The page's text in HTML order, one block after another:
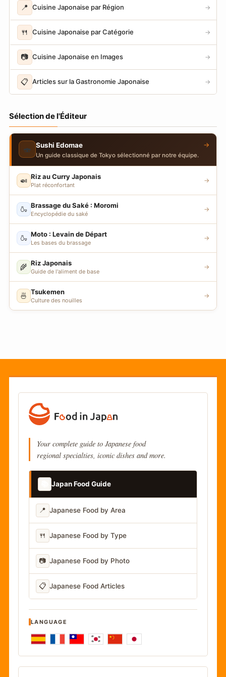
📍 Cuisine Japonaise par Région →
🍴 Cuisine Japonaise par Catégorie →
📷 Cuisine Japonaise en Images →
📋 Articles sur la Gastronomie Japonaise →
Sélection de l'Éditeur
🍣 Sushi Edomae
Un guide classique de Tokyo sélectionné par notre équipe.
→
🍛 Riz au Curry Japonais
Plat réconfortant
→
🍶 Brassage du Saké : Moromi
Encyclopédie du saké
→
🍶 Moto : Levain de Départ
Les bases du brassage
→
🌾 Riz Japonais
Guide de l'aliment de base
→
🍜 Tsukemen
Culture des nouilles
→
Your complete guide to Japanese food
regional specialties, iconic dishes and more.
Japan Food Guide
📍 Japanese Food by Area
🍴 Japanese Food by Type
📷 Japanese Food by Photo
📋 Japanese Food Articles
LANGUAGE